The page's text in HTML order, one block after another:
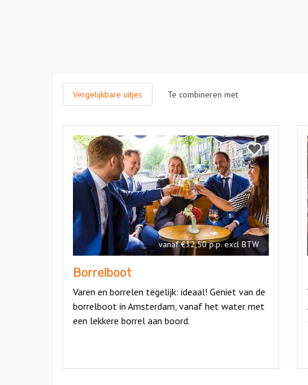
Vergelijkbare uitjes Te combineren met
Bekijk
Borrelboot
vanaf €32,50 p.p. excl BTW
Borrelboot
Varen en borrelen tegelijk: ideaal! Geniet van de
borrelboot in Amsterdam, vanaf het water met
een lekkere borrel aan boord.
Borrelboot